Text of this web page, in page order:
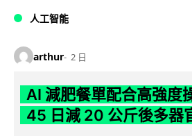
人工智能
arthur 2 日
AI 減肥餐單配合高強
45 日減 20 公斤後多器